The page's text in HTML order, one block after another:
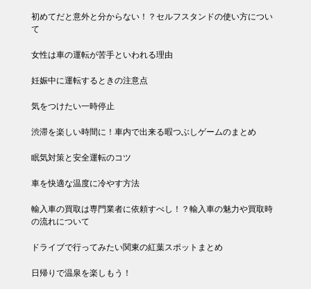
初めてだと意外と分からない！？セルフスタンドの使い方につい
て
女性は車の運転が苦手といわれる理由
妊娠中に運転するときの注意点
気をつけたい一時停止
渋滞を楽しい時間に！車内で出来る暇つぶしゲームのまとめ
眠気対策と安全運転のコツ
車を快適な温度に冷やす方法
輸入車の買取は専門業者に依頼すべし！？輸入車の魅力や買取時
の流れについて
ドライブで行ってみたい関東の紅葉スポットまとめ
日帰りで温泉を楽しもう！